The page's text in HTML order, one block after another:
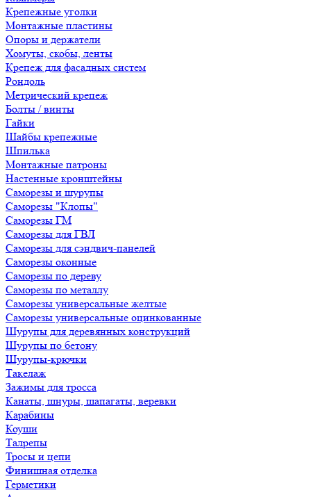
Крепежные уголки
Монтажные пластины
Опоры и держатели
Хомуты, скобы, ленты
Крепеж для фасадных систем
Рондоль
Метрический крепеж
Болты / винты
Гайки
Шайбы крепежные
Шпилька
Монтажные патроны
Настенные кронштейны
Саморезы и шурупы
Саморезы "Клопы"
Саморезы ГМ
Саморезы для ГВЛ
Саморезы для сэндвич-панелей
Саморезы оконные
Саморезы по дереву
Саморезы по металлу
Саморезы универсальные желтые
Саморезы универсальные оцинкованные
Шурупы для деревянных конструкций
Шурупы по бетону
Шурупы-крючки
Такелаж
Зажимы для тросса
Канаты, шнуры, шапагаты, веревки
Карабины
Коуши
Талрепы
Тросы и цепи
Финишная отделка
Герметики